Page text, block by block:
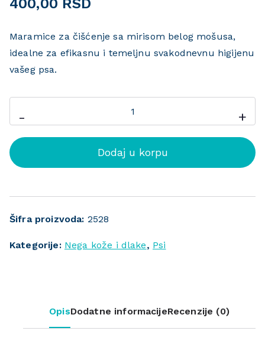
400,00 RSD
Maramice za čišćenje sa mirisom belog mošusa,
idealne za efikasnu i temeljnu svakodnevnu higijenu
vašeg psa.
- +
Dodaj u korpu
Šifra proizvoda: 2528
Kategorije: Nega kože i dlake, Psi
OpisDodatne informacijeRecenzije (0)